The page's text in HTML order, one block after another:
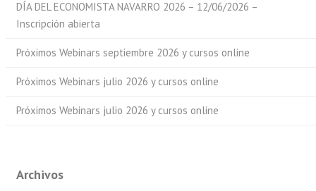
DÍA DEL ECONOMISTA NAVARRO 2026 – 12/06/2026 –
Inscripción abierta
Próximos Webinars septiembre 2026 y cursos online
Próximos Webinars julio 2026 y cursos online
Próximos Webinars julio 2026 y cursos online
Archivos